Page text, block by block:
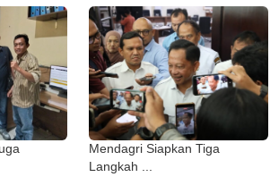
Mendagri Siapkan Tiga
Langkah ...